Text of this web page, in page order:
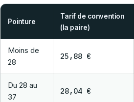
Pointure
Tarif de convention
(la paire)
Moins de
28
25,88 €
Du 28 au
37
28,04 €